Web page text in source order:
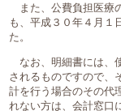
また、公費負担医療
も、平成３０年４月１
た。
なお、明細書には、
されるものですので、
計を行う場合のその代
れない方は、会計窓口